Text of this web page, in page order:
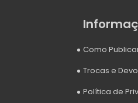
Como
Trocas e
Política de